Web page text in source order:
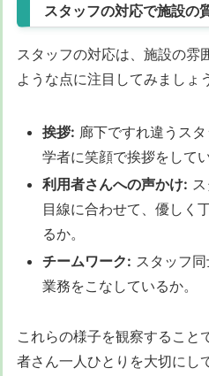
スタッフの対応で施設の
スタッフの対応は、施設の雰
ような点に注目してみましょ
挨拶: 廊下ですれ違うス
学者に笑顔で挨拶をしてい
利用者さんへの声かけ:
目線に合わせて、優しく
るか。
チームワーク: スタッフ
業務をこなしているか。
これらの様子を観察すること
者さん一人ひとりを大切にし